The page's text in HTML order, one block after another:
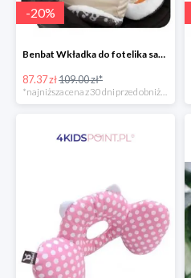
-20%
Benbat Wkładka do fotelika samochodowego
87.37 zł109.00 zł*
*najniższa cena z 30 dni przed obniżką